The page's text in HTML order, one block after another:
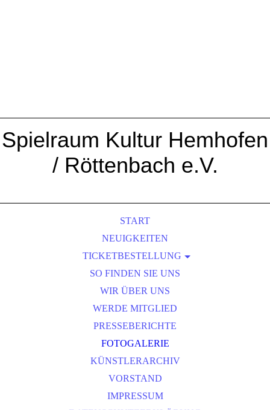
Spielraum Kultur Hemhofen
/ Röttenbach e.V.
START
NEUIGKEITEN
TICKETBESTELLUNG
NOBUTTHEFROG - TICKETBESTELLUNG
ANETTE RÖCKL - TICKETBESTELLUNG
SO FINDEN SIE UNS
WIR ÜBER UNS
WERDE MITGLIED
PRESSEBERICHTE
FOTOGALERIE
KÜNSTLERARCHIV
VORSTAND
IMPRESSUM